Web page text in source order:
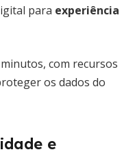
para experiência
com recursos
os dados do
e